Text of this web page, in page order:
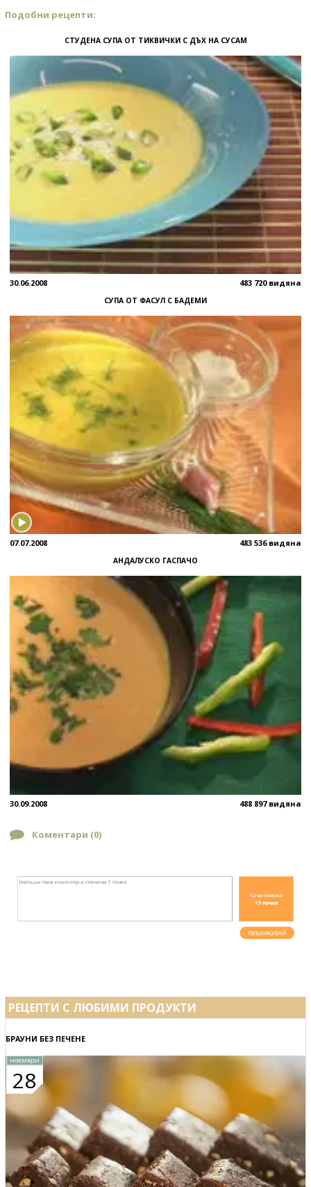
Подобни рецепти:
СТУДЕНА СУПА ОТ ТИКВИЧКИ С ДЪХ НА СУСАМ
30.06.2008 483 720 видяна
СУПА ОТ ФАСУЛ С БАДЕМИ
07.07.2008 483 536 видяна
АНДАЛУСКО ГАСПАЧО
30.09.2008 488 897 видяна
Коментари (0)
РЕЦЕПТИ С ЛЮБИМИ ПРОДУКТИ
БРАУНИ БЕЗ ПЕЧЕНЕ
ноември
28